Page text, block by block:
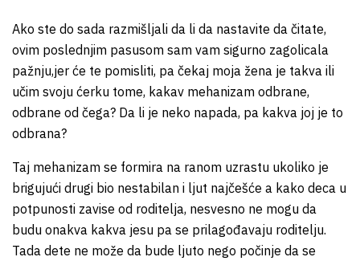
Ako ste do sada razmišljali da li da nastavite da čitate,
ovim poslednjim pasusom sam vam sigurno zagolicala
pažnju,jer će te pomisliti, pa čekaj moja žena je takva ili
učim svoju ćerku tome, kakav mehanizam odbrane,
odbrane od čega? Da li je neko napada, pa kakva joj je to
odbrana?
Taj mehanizam se formira na ranom uzrastu ukoliko je
brigujući drugi bio nestabilan i ljut najčešće a kako deca u
potpunosti zavise od roditelja, nesvesno ne mogu da
budu onakva kakva jesu pa se prilagođavaju roditelju.
Tada dete ne može da bude ljuto nego počinje da se